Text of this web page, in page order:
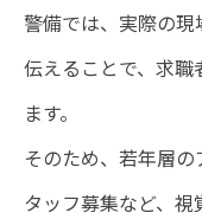
警備では、実際の
伝えることで、求職
ます。
そのため、若年層
タッフ募集など、視